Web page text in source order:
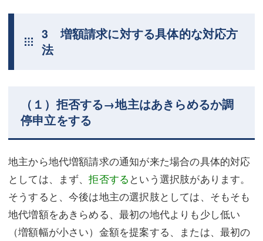
3 増額請求に対する具体的な対応方
法
（１）拒否する→地主はあきらめるか調
停申立をする
地主から地代増額請求の通知が来た場合の具体的対応
としては、まず、拒否する という選択肢があります。
そうすると、今後は地主の選択肢としては、そもそも
地代増額をあきらめる、最初の地代よりも少し低い
（増額幅が小さい）金額を提案する、または、最初の